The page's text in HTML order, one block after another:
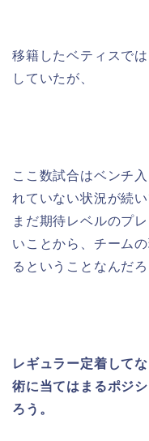
移籍したベティスで
していたが、
ここ数試合はベンチ
れていない状況が続
まだ期待レベルのプ
いことから、チーム
るということなんだろ
レギュラー定着して
術に当てはまるポジ
ろう。